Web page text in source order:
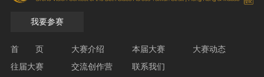
我要参赛
首 页 大赛介绍 本届大赛
大赛动态
往届大赛
交流创作营 联系我们